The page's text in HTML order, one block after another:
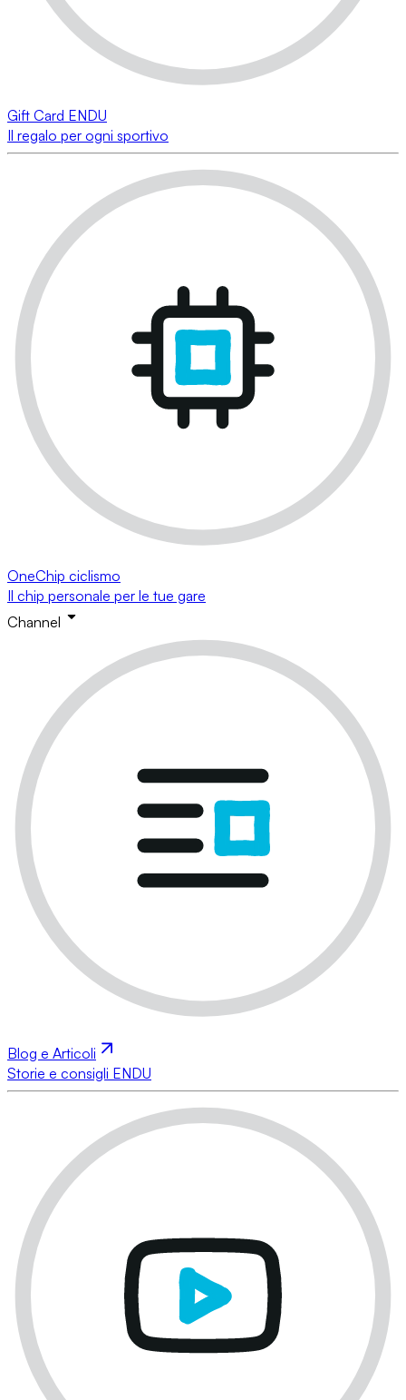
Gift Card ENDU
Il regalo per ogni sportivo
OneChip ciclismo
Il chip personale per le tue gare
Channel
Blog e Articoli
Storie e consigli ENDU